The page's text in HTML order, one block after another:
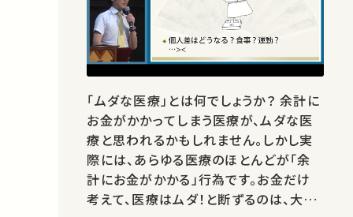
「ムダな医療」とは何でしょうか？ 余計に
お金がかかってしまう医療が、ムダな医
療と思われるかもしれません。しかし実
際には、あらゆる医療のほとんどが「余
計にお金がかかる」行為です。お金だけ
考えて、医療はムダ！と断ずるのは、大き